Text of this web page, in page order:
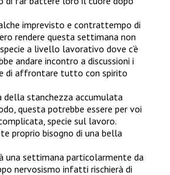
imprevisto e contrattempo di
rendere questa settimana non
a livello lavorativo dove c’è
andare incontro a discussioni i
di affrontare tutto con spirito
della stanchezza accumulata
questa potrebbe essere per voi
specie sul lavoro.
proprio bisogno di una bella
una settimana particolarmente da
nervosismo infatti rischierà di